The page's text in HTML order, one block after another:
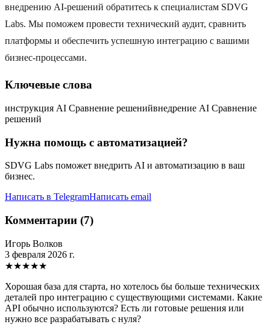
внедрению AI-решений обратитесь к специалистам SDVG
Labs. Мы поможем провести технический аудит, сравнить
платформы и обеспечить успешную интеграцию с вашими
бизнес-процессами.
Ключевые слова
инструкция AI Сравнение решенийвнедрение AI Сравнение
решений
Нужна помощь с автоматизацией?
SDVG Labs поможет внедрить AI и автоматизацию в ваш
бизнес.
Написать в TelegramНаписать email
Комментарии (7)
Игорь Волков
3 февраля 2026 г.
★★★★★
Хорошая база для старта, но хотелось бы больше технических
деталей про интеграцию с существующими системами. Какие
API обычно используются? Есть ли готовые решения или
нужно все разрабатывать с нуля?